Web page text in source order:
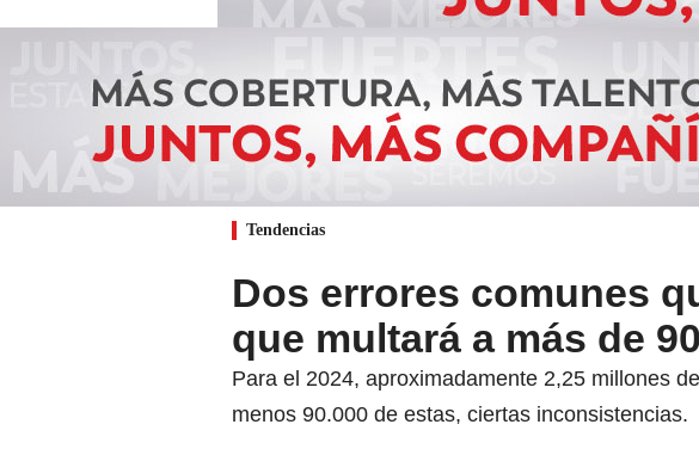
Tendencias
Dos errores comunes
que multará a más de
Para el 2024, aproximadamente 2,25 millones
menos 90.000 de estas, ciertas inconsistencias.